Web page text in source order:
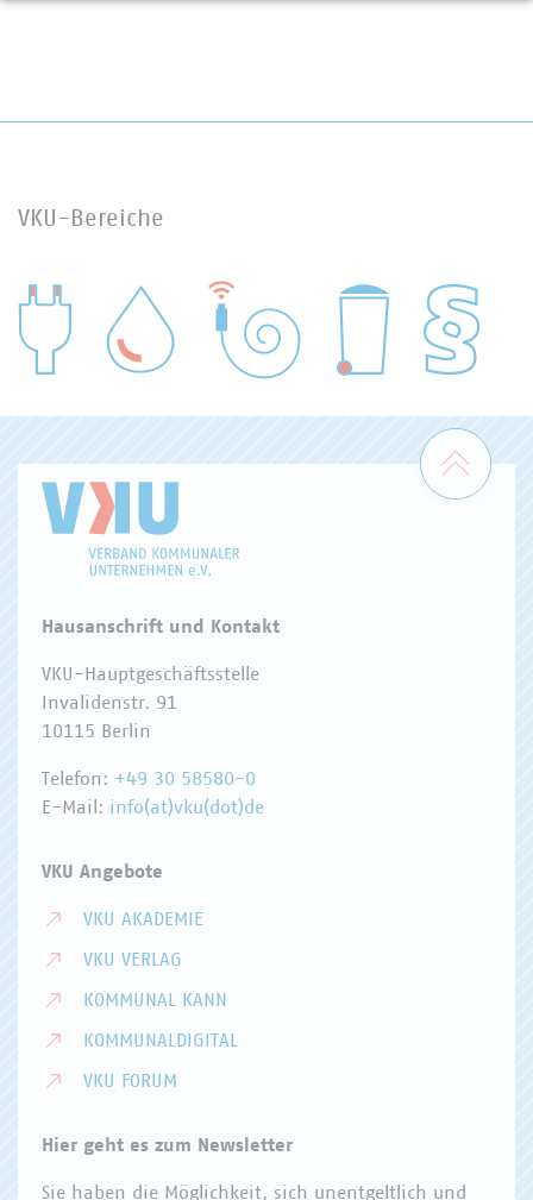
VKU-Bereiche
WASSER/ABWASSER
Zum
Hausanschrift und Kontakt
VKU-Hauptgeschäftsstelle
Invalidenstr. 91
10115 Berlin
Telefon: +49 30 58580-0
E-Mail: info(at)vku(dot)de
VKU Angebote
VKU AKADEMIE
VKU VERLAG
KOMMUNAL KANN
KOMMUNALDIGITAL
VKU FORUM
Hier geht es zum Newsletter
Sie haben die Möglichkeit, sich unentgeltlich und